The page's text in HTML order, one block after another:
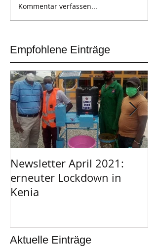
Kommentar verfassen...
Empfohlene Einträge
Newsletter April 2021:
erneuter Lockdown in
Kenia
Aktuelle Einträge